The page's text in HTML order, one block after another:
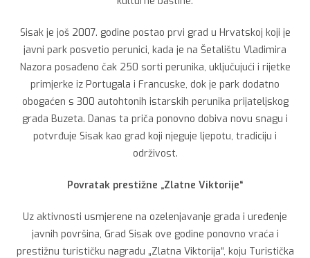
Sisak je još 2007. godine postao prvi grad u Hrvatskoj koji je
javni park posvetio perunici, kada je na Šetalištu Vladimira
Nazora posađeno čak 250 sorti perunika, uključujući i rijetke
primjerke iz Portugala i Francuske, dok je park dodatno
obogaćen s 300 autohtonih istarskih perunika prijateljskog
grada Buzeta. Danas ta priča ponovno dobiva novu snagu i
potvrđuje Sisak kao grad koji njeguje ljepotu, tradiciju i
održivost.
Povratak prestižne „Zlatne Viktorije“
Uz aktivnosti usmjerene na ozelenjavanje grada i uređenje
javnih površina, Grad Sisak ove godine ponovno vraća i
prestižnu turističku nagradu „Zlatna Viktorija“, koju Turistička